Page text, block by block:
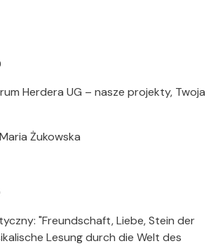
Herdera UG – nasze projekty, Twoja
Żukowska
"Freundschaft, Liebe, Stein der
Lesung durch die Welt des